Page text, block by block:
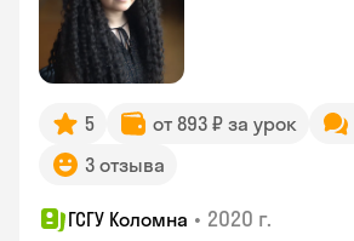
5 от 893 ₽ за урок
3 отзыва
ГСГУ Коломна • 2020 г.